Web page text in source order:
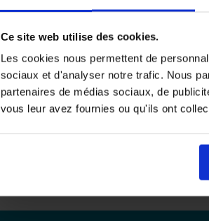
Ce site web utilise des cookies.
Les cookies nous permettent de
sociaux et d'analyser notre trafic. Nous
partenaires de médias sociaux, de
vous leur avez fournies ou qu'ils ont